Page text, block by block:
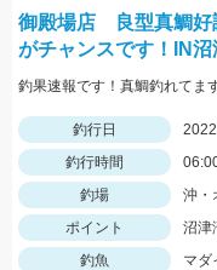
御殿場店 良型真鯛
がチャンスです！IN沼
釣行日
釣行時間
釣場
沖・
ポイント
沼津
釣魚
マダ